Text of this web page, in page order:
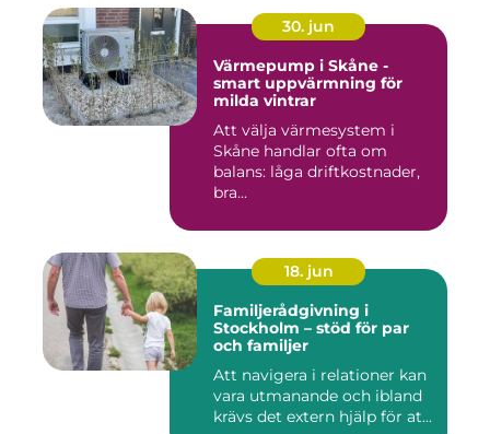
30. jun
Värmepump i Skåne -
smart uppvärmning för
milda vintrar
Att välja värmesystem i
Skåne handlar ofta om
balans: låga driftkostnader,
bra...
18. jun
Familjerådgivning i
Stockholm – stöd för par
och familjer
Att navigera i relationer kan
vara utmanande och ibland
krävs det extern hjälp för at...